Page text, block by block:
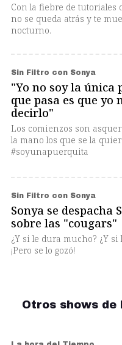
Con la fiebre de tutoriales
no se queda atrás y te
nocturno.
Sin Filtro con Sonya
"Yo no soy la única
que pasa es que yo
decirlo"
Los comienzos son
la mano los que se la
#soyunapuerquita
Sin Filtro con Sonya
Sonya se despacha
sobre las "cougars"
¿Y si le dura mucho? ¿Y si
¡Pero se lo gozó!
Otros shows de